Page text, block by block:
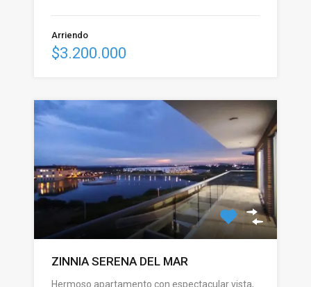
Arriendo
$3.200.000
ZINNIA SERENA DEL MAR
Hermoso apartamento con espectacular vista,